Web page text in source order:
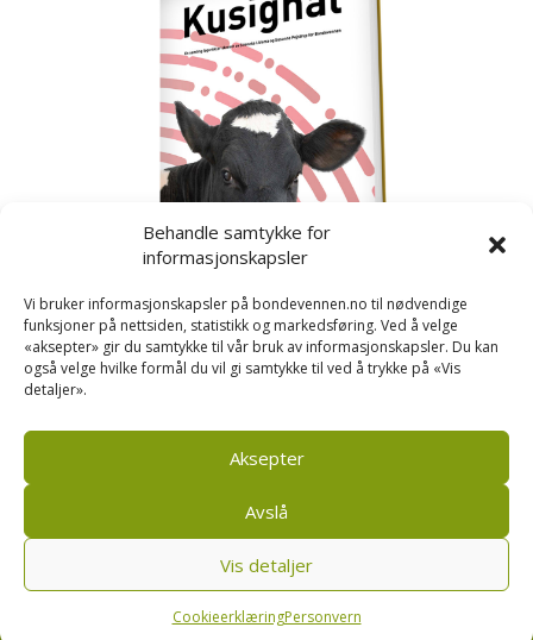
Behandle samtykke for
informasjonskapsler
Vi bruker informasjonskapsler på bondevennen.no til nødvendige
funksjoner på nettsiden, statistikk og markedsføring. Ved å velge
«aksepter» gir du samtykke til vår bruk av informasjonskapsler. Du kan
også velge hvilke formål du vil gi samtykke til ved å trykke på «Vis
detaljer».
Aksepter
Avslå
Vis detaljer
CookieerklæringPersonvern
Kusignal
Bondevennen SA, Pb 208, sentrum, 4001 Stavanger
Personvern og cookies regler